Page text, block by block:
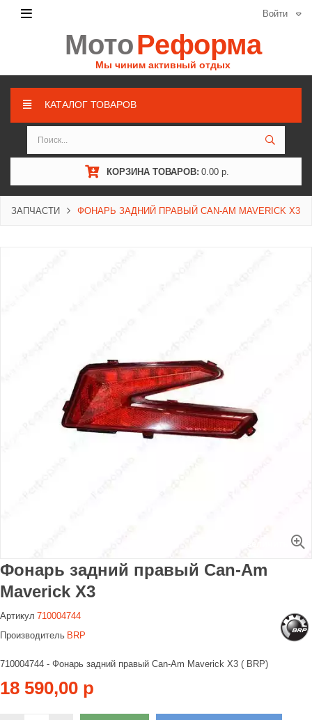
Войти
МотоРеформа
Мы чиним активный отдых
КАТАЛОГ ТОВАРОВ
КОРЗИНА ТОВАРОВ: 0.00 р.
ЗАПЧАСТИ ФОНАРЬ ЗАДНИЙ ПРАВЫЙ CAN-AM MAVERICK X3
Фонарь задний правый Can-Am
Maverick X3
Артикул 710004744
Производитель BRP
710004744 - Фонарь задний правый Can-Am Maverick X3 ( BRP)
18 590,00 р